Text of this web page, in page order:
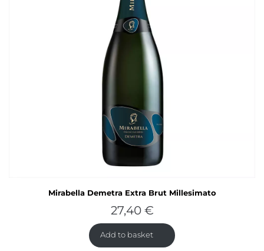
Mirabella Demetra Extra Brut Millesimato
27,40 €
Add to basket